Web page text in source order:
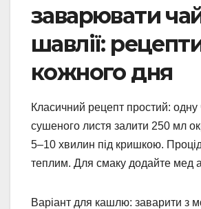
заварювати
шавлії:
кожного дня
Класичний рецепт простий:
сушеного листя залити 250 мл
5–10 хвилин під кришкою.
теплим. Для смаку додайте мед
Варіант для кашлю: заварити з